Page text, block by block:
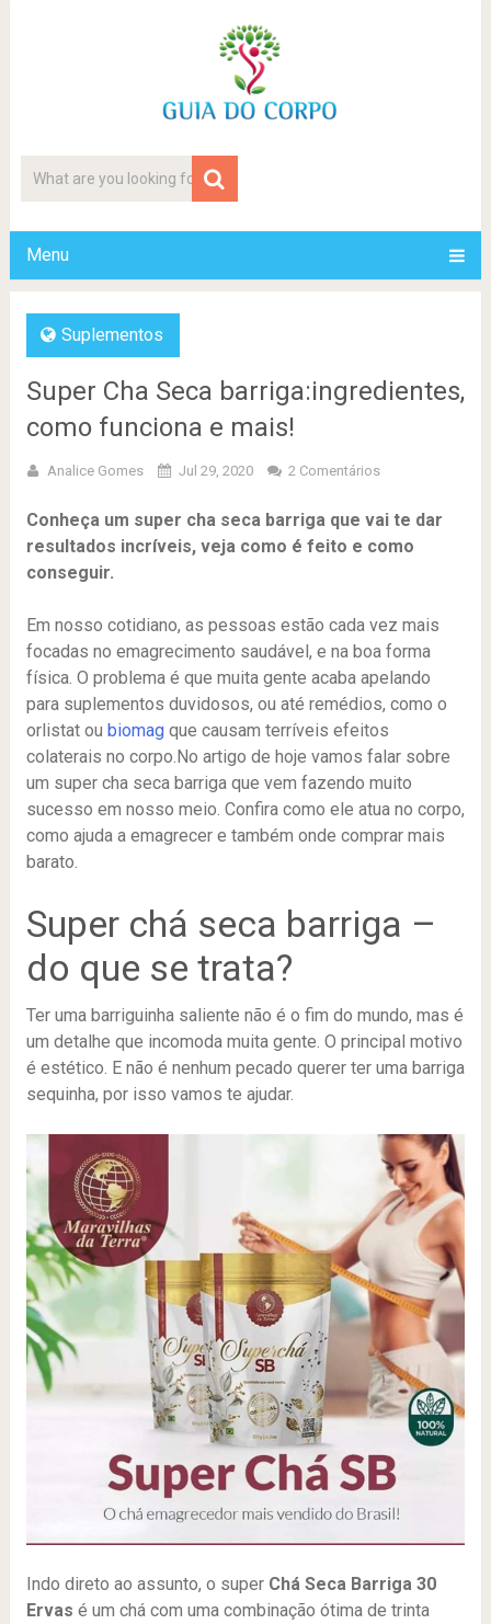
Menu
Suplementos
Super Cha Seca barriga:ingredientes,
como funciona e mais!
Analice Gomes Jul 29, 2020 2 Comentários
Conheça um super cha seca barriga que vai te dar
resultados incríveis, veja como é feito e como
conseguir.
Em nosso cotidiano, as pessoas estão cada vez mais
focadas no emagrecimento saudável, e na boa forma
física. O problema é que muita gente acaba apelando
para suplementos duvidosos, ou até remédios, como o
orlistat ou biomagque causam terríveis efeitos
colaterais no corpo.No artigo de hoje vamos falar sobre
um super cha seca barriga que vem fazendo muito
sucesso em nosso meio. Confira como ele atua no corpo,
como ajuda a emagrecer e também onde comprar mais
barato.
Super chá seca barriga –
do que se trata?
Ter uma barriguinha saliente não é o fim do mundo, mas é
um detalhe que incomoda muita gente. O principal motivo
é estético. E não é nenhum pecado querer ter uma barriga
sequinha, por isso vamos te ajudar.
Indo direto ao assunto, o super Chá Seca Barriga 30
Ervas é um chá com uma combinação ótima de trinta